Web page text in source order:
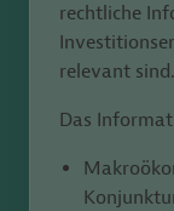
rechtliche
relevant sind.
Das